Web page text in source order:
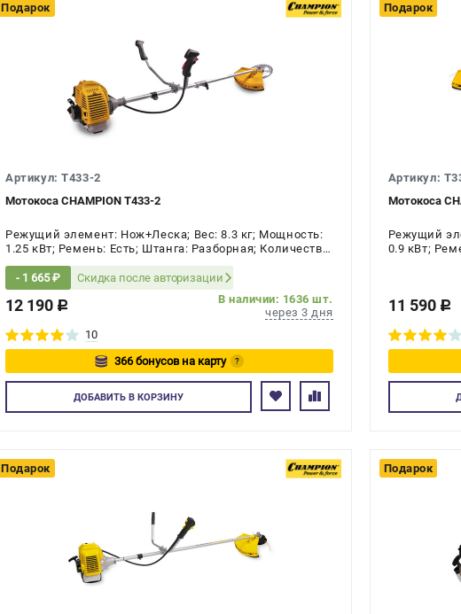
Подарок
Артикул: T433-2
Мотокоса CHAMPION T433-2
Режущий элемент: Нож+Леска; Вес: 8.3 кг; Мощность:
1.25 кВт; Ремень: Есть; Штанга: Разборная; Количество
тактов двигателя: 2-х тактный
- 1 665 ₽
Скидка после авторизации
12 190 c
В наличии: 1636 шт.
через 3 дня
10
366 бонусов на карту
?
Авторизуйтесь
ДОБАВИТЬВ КОРЗИНУ
Подарок
Артикул:
Мотокоса
Режущий
0.9 кВт;
11 590 c
Подарок Подарок